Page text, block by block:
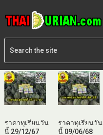
ราคาทุเรียนวัน
นี้ 29/12/67
ราคาทุเรียนวัน
นี้ 09/06/68